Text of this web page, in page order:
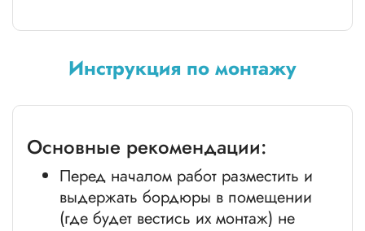
Инструкция по монтажу
Основные рекомендации:
Перед началом работ разместить и
выдержать бордюры в помещении
(где будет вестись их монтаж) не